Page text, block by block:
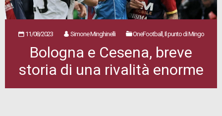
11/08/2023 Simone Minghinelli OneFootball, Il punto di Mingo
Bologna e Cesena, breve
storia di una rivalità enorme